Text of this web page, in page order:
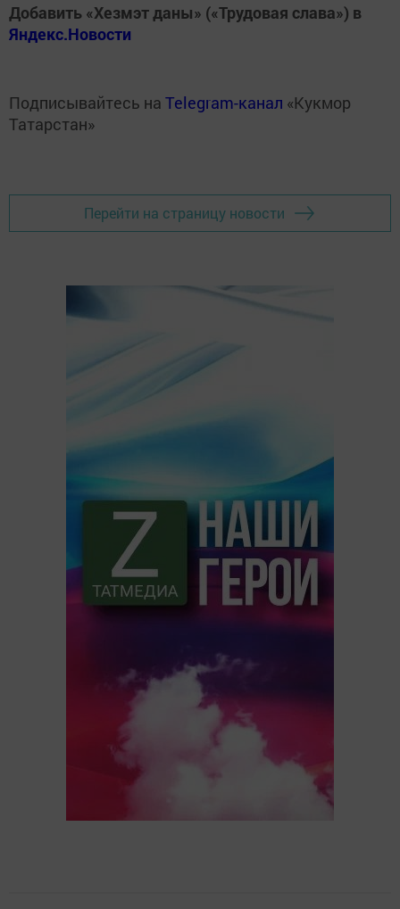
Добавить «Хезмэт даны» («Трудовая слава») в
Яндекс.Новости
Подписывайтесь на Telegram-канал «Кукмор
Татарстан»
Перейти на страницу новости